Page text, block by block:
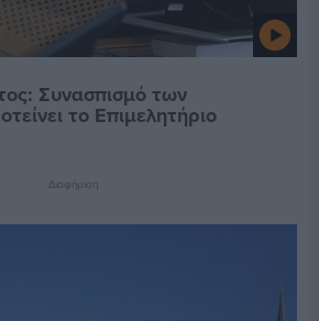
Συνασπισμό των
το Επιμελητήριο
Διαφήμιση